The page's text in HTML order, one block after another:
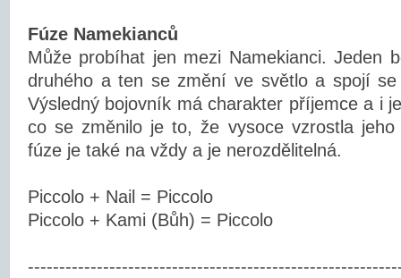
Fúze Namekianců
Může probíhat jen mezi Namekianci. Jeden
druhého a ten se změní ve světlo a spojí
Výsledný bojovník má charakter příjemce a i
co se změnilo je to, že vysoce vzrostla jeho
fúze je také na vždy a je nerozdělitelná.
Piccolo + Nail = Piccolo
Piccolo + Kami (Bůh) = Piccolo